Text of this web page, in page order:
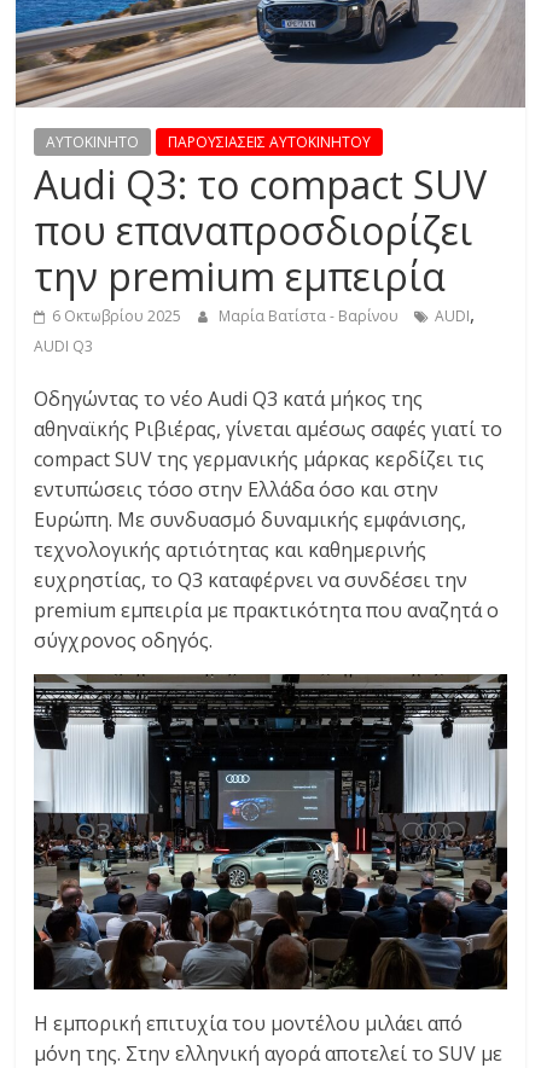
R
E
S
S
AYTOKINHTO ΠΑΡΟΥΣΙΑΣΕΙΣ ΑΥΤΟΚΙΝΗΤΟΥ
Audi Q3: το compact SUV
που επαναπροσδιορίζει
την premium εμπειρία
6 Οκτωβρίου 2025 Μαρία Βατίστα - Βαρίνου AUDI,
AUDI Q3
Οδηγώντας το νέο Audi Q3 κατά μήκος της
αθηναϊκής Ριβιέρας, γίνεται αμέσως σαφές γιατί το
compact SUV της γερμανικής μάρκας κερδίζει τις
εντυπώσεις τόσο στην Ελλάδα όσο και στην
Ευρώπη. Με συνδυασμό δυναμικής εμφάνισης,
τεχνολογικής αρτιότητας και καθημερινής
ευχρηστίας, το Q3 καταφέρνει να συνδέσει την
premium εμπειρία με πρακτικότητα που αναζητά ο
σύγχρονος οδηγός.
Η εμπορική επιτυχία του μοντέλου μιλάει από
μόνη της. Στην ελληνική αγορά αποτελεί το SUV με